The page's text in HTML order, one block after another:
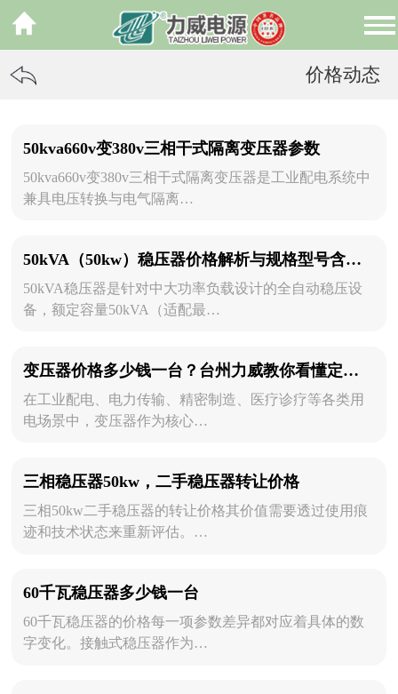
价格动态
50kva660v变380v三相干式隔离变压器参数
50kva660v变380v三相干式隔离变压器是工业配电系统中
兼具电压转换与电气隔离…
50kVA（50kw）稳压器价格解析与规格型号含义详解
50kVA稳压器是针对中大功率负载设计的全自动稳压设
备，额定容量50kVA（适配最…
变压器价格多少钱一台？台州力威教你看懂定价逻辑，规避采购误区
在工业配电、电力传输、精密制造、医疗诊疗等各类用
电场景中，变压器作为核心…
三相稳压器50kw，二手稳压器转让价格
三相50kw二手稳压器的转让价格其价值需要透过使用痕
迹和技术状态来重新评估。…
60千瓦稳压器多少钱一台
60千瓦稳压器的价格每一项参数差异都对应着具体的数
字变化。接触式稳压器作为…